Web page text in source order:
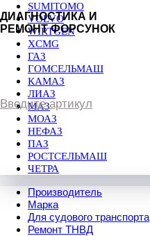
SUMITOMO
VOLVO
WIRTGEN
XCMG
ГАЗ
ГОМСЕЛЬМАШ
КАМАЗ
ЛИАЗ
МАЗ
МОАЗ
НЕФАЗ
ПАЗ
РОСТСЕЛЬМАШ
ЧЕТРА
Производитель
Марка
Для судового транспорта
Ремонт ТНВД